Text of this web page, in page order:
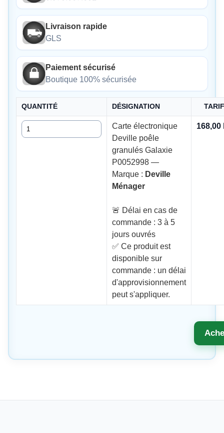
Livraison rapide
GLS
Paiement sécurisé
Boutique 100% sécurisée
QUANTITÉ DÉSIGNATION
Quantité
Carte électronique
Deville poêle
granulés Galaxie
P0052998 —
Marque : Deville
Ménager
🚨 Délai en cas de
commande : 3 à 5
jours ouvrés
✅ Ce produit est
disponible sur
commande : un délai
d'approvisionnement
peut s'appliquer.
168,00